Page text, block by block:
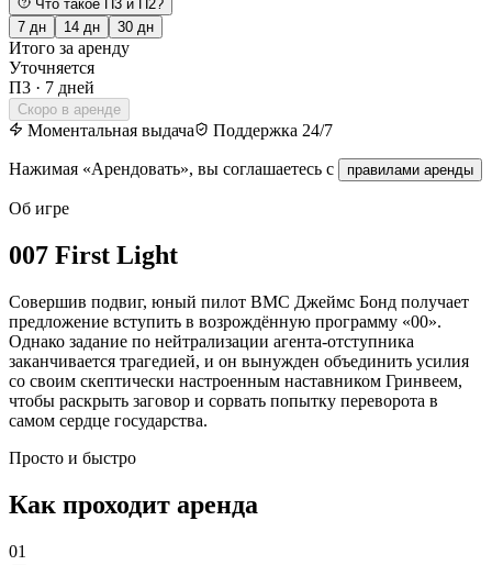
Что такое П3 и П2?
7 дн 14 дн 30 дн
Итого за аренду
Уточняется
П3 · 7 дней
Скоро в аренде
Моментальная выдача Поддержка 24/7
Нажимая «Арендовать», вы соглашаетесь с правилами аренды
Об игре
007 First Light
Совершив подвиг, юный пилот ВМС Джеймс Бонд получает
предложение вступить в возрождённую программу «00».
Однако задание по нейтрализации агента-отступника
заканчивается трагедией, и он вынужден объединить усилия
со своим скептически настроенным наставником Гринвеем,
чтобы раскрыть заговор и сорвать попытку переворота в
самом сердце государства.
Просто и быстро
Как проходит аренда
01